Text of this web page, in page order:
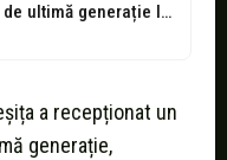
Un nou computer tomograf de ultimă generație la Spitalul Județean de Urgență...
a recepționat un
generație,